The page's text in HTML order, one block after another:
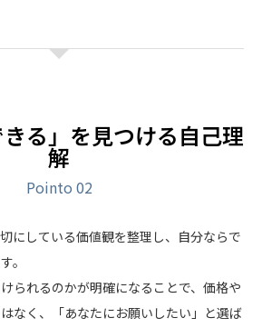
きる」を見つける自己理
解
Pointo 02
にしている価値観を整理し、自分ならで
。
られるのかが明確になることで、価格や
なく、「あなたにお願いしたい」と選ば